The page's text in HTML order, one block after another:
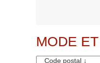
MODE